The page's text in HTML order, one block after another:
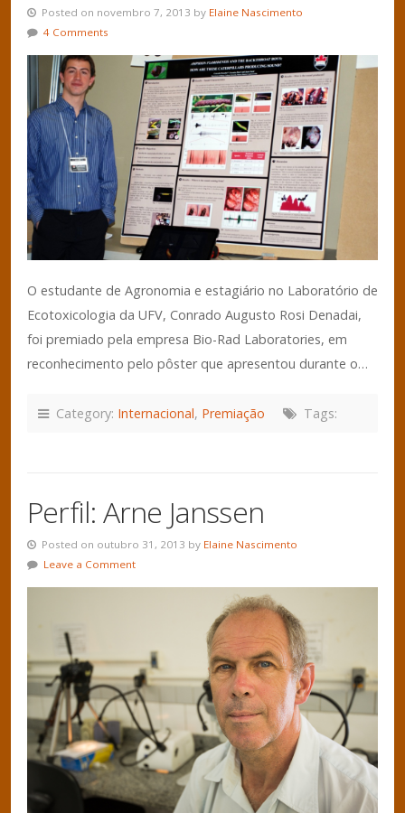
Posted on novembro 7, 2013 by Elaine Nascimento
4 Comments
O estudante de Agronomia e estagiário no Laboratório de
Ecotoxicologia da UFV, Conrado Augusto Rosi Denadai,
foi premiado pela empresa Bio-Rad Laboratories, em
reconhecimento pelo pôster que apresentou durante o…
Category: Internacional, Premiação Tags:
Perfil: Arne Janssen
Posted on outubro 31, 2013 by Elaine Nascimento
Leave a Comment